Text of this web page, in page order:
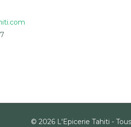
© 2026 L'Epicerie Tahiti -